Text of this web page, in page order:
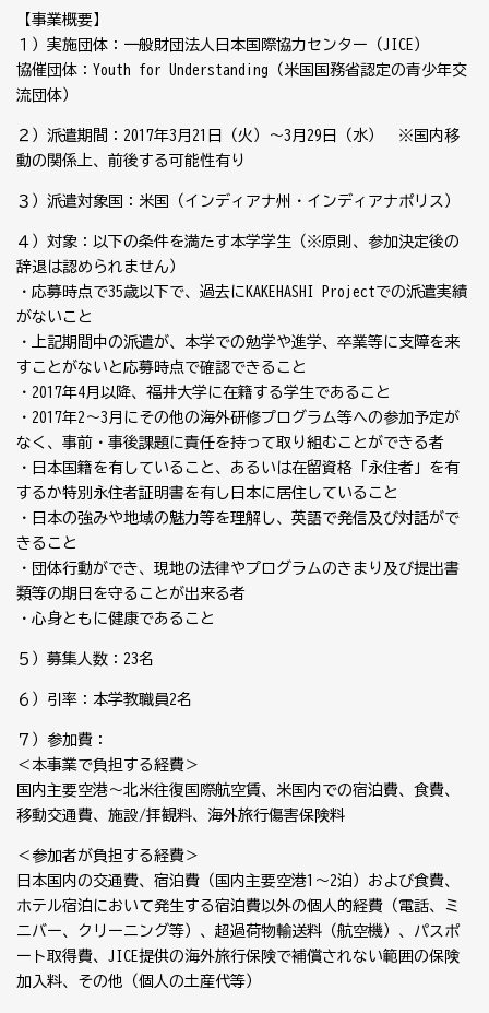
【事業概要】
１）実施団体：一般財団法人日本国際協力センター（JICE）
協催団体：Youth for Understanding（米国国務省認定の青少年交
流団体）
２）派遣期間：2017年3月21日（火）～3月29日（水） ※国内移
動の関係上、前後する可能性有り
３）派遣対象国：米国（インディアナ州・インディアナポリス）
４）対象：以下の条件を満たす本学学生（※原則、参加決定後の
辞退は認められません）
・応募時点で35歳以下で、過去にKAKEHASHI Projectでの派遣実績
がないこと
・上記期間中の派遣が、本学での勉学や進学、卒業等に支障を来
すことがないと応募時点で確認できること
・2017年4月以降、福井大学に在籍する学生であること
・2017年2～3月にその他の海外研修プログラム等への参加予定が
なく、事前・事後課題に責任を持って取り組むことができる者
・日本国籍を有していること、あるいは在留資格「永住者」を有
するか特別永住者証明書を有し日本に居住していること
・日本の強みや地域の魅力等を理解し、英語で発信及び対話がで
きること
・団体行動ができ、現地の法律やプログラムのきまり及び提出書
類等の期日を守ることが出来る者
・心身ともに健康であること
５）募集人数：23名
６）引率：本学教職員2名
７）参加費：
＜本事業で負担する経費＞
国内主要空港～北米往復国際航空賃、米国内での宿泊費、食費、
移動交通費、施設/拝観料、海外旅行傷害保険料
＜参加者が負担する経費＞
日本国内の交通費、宿泊費（国内主要空港1～2泊）および食費、
ホテル宿泊において発生する宿泊費以外の個人的経費（電話、ミ
ニバー、クリーニング等）、超過荷物輸送料（航空機）、パスポ
ート取得費、JICE提供の海外旅行保険で補償されない範囲の保険
加入料、その他（個人の土産代等）